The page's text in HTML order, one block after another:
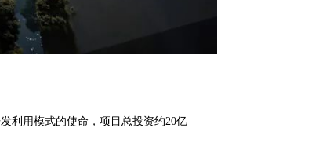
利用模式的使命，项目总投资约20亿